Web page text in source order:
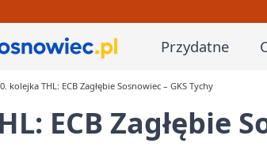
Przydatne
kolejka THL: ECB Zagłębie Sosnowiec – GKS Tychy
ECB Zagłębie